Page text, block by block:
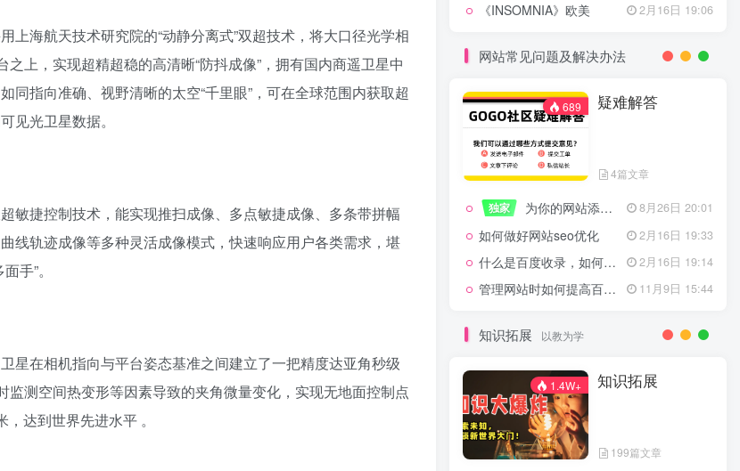
上海航天技术研究院的“动静分离式”双超技术，将大口径光学相
之上，实现超精超稳的高清晰“防抖成像”，拥有国内商遥卫星中
同指向准确、视野清晰的太空“千里眼”，可在全球范围内获取超
见光卫星数据。
敏捷控制技术，能实现推扫成像、多点敏捷成像、多条带拼幅
线轨迹成像等多种灵活成像模式，快速响应用户各类需求，堪
手”。
星在相机指向与平台姿态基准之间建立了一把精度达亚角秒级
监测空间热变形等因素导致的夹角微量变化，实现无地面控制点
达到世界先进水平 。
《INSOMNIA》欧美 2月16日 19:06
网站常见问题及解决办法
689 疑难解答
4篇文章
独家 为你的网站添加百度登录 8月26日 20:01
如何做好网站seo优化 2月16日 19:33
什么是百度收录，如何提高收录量？ 2月16日 19:14
管理网站时如何提高百度权重？ 11月9日 15:44
知识拓展 以教为学
1.4W+ 知识拓展
199篇文章
音乐，一起嗨 7月12日 23:55
你的样子 2月16日 19:09
一起走过的日子 2月16日 19:07
来生缘
活着——洪真英
辉星 – INSOMNIA 2月16日 19:06
《INSOMNIA》欧美 2月16日 19:06
疑难解答
4篇文章
独家 为你的网站添加百度登录
如何做好网站seo优化
什么是百度收录，如何提高收录量？ 2月16日 19:14